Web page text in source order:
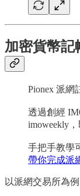
加密貨幣記
Pionex 派網
透過創經
imoweekly
手把手教學
帶你完成派
以派網交易所為